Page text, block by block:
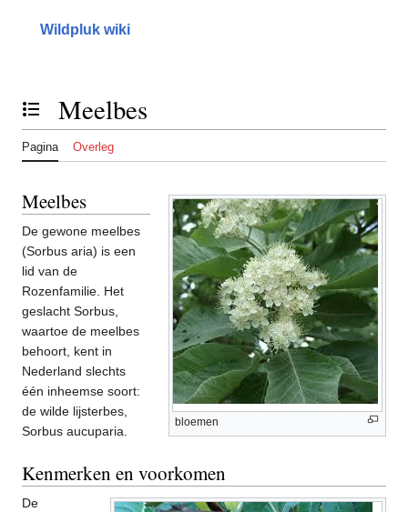
inhoud
springen
Wildpluk wiki
Inhoudsopgave tonen of verbergen
Meelbes
Pagina Overleg
bloemen
Meelbes
De gewone meelbes
(Sorbus aria) is een
lid van de
Rozenfamilie. Het
geslacht Sorbus,
waartoe de meelbes
behoort, kent in
Nederland slechts
één inheemse soort:
de wilde lijsterbes,
Sorbus aucuparia.
Kenmerken en voorkomen
De